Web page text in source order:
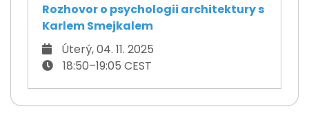
Rozhovor o psychologii architektury s
Karlem Smejkalem
Úterý, 04. 11. 2025
18:50–19:05 CEST